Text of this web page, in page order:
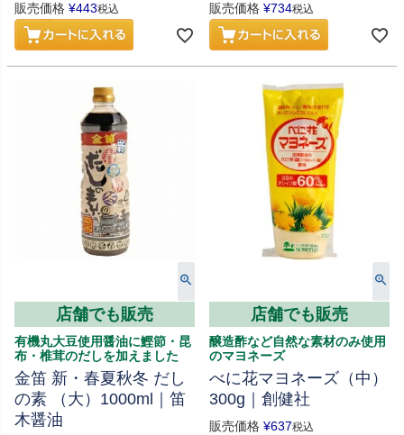
販売価格 ¥443税込 販売価格 ¥734税込
店舗でも販売
有機丸大豆使用醤油に鰹節・昆
布・椎茸のだしを加えました
金笛 新・春夏秋冬 だし
の素 （大）1000ml｜笛
木醤油
店舗でも販売
醸造酢など自然な素材のみ使用
のマヨネーズ
べに花マヨネーズ（中）
300g｜創健社
販売価格 ¥637税込